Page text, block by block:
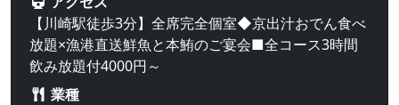
【川崎駅徒歩3分】全席完全個室◆京出汁おでん食べ
放題×漁港直送鮮魚と本鮪のご宴会■全コース3時間
飲み放題付4000円～
業種